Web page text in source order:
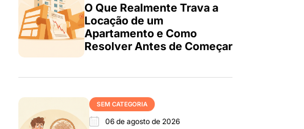
O Que Realmente Trava a
Locação de um
Apartamento e Como
Resolver Antes de Começar
SEM CATEGORIA
06 de agosto de 2026